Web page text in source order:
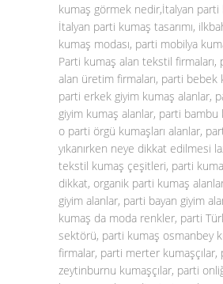
kumaş görmek nedir,İtalyan parti
İtalyan parti kumaş tasarımı,
kumaş modası, parti mobilya
Parti kumaş alan tekstil firmaları,
alan üretim firmaları, parti bebek
parti erkek giyim kumaş alanlar,
giyim kumaş alanlar, parti bambu
o parti örgü kumaşları alanlar,
yıkanırken neye dikkat edilmesi
tekstil kumaş çeşitleri, parti
dikkat, organik parti kumaş
giyim alanlar, parti bayan giyim
kumaş da moda renkler, parti
sektörü, parti kumaş osmanbey
firmalar, parti merter kumaşçılar,
zeytinburnu kumaşçılar, parti